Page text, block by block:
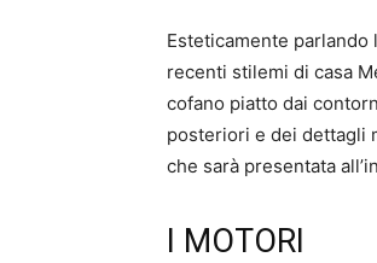
Esteticamente
recenti stilemi di casa
cofano piatto dai
posteriori e dei dettagli
che sarà presentata
I MOTORI